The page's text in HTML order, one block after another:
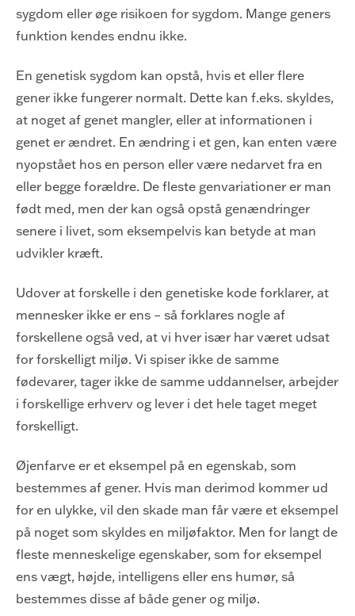
sygdom eller øge risikoen for sygdom. Mange geners
funktion kendes endnu ikke.
En genetisk sygdom kan opstå, hvis et eller flere
gener ikke fungerer normalt. Dette kan f.eks. skyldes,
at noget af genet mangler, eller at informationen i
genet er ændret. En ændring i et gen, kan enten være
nyopstået hos en person eller være nedarvet fra en
eller begge forældre. De fleste genvariationer er man
født med, men der kan også opstå genændringer
senere i livet, som eksempelvis kan betyde at man
udvikler kræft.
Udover at forskelle i den genetiske kode forklarer, at
mennesker ikke er ens – så forklares nogle af
forskellene også ved, at vi hver især har været udsat
for forskelligt miljø. Vi spiser ikke de samme
fødevarer, tager ikke de samme uddannelser, arbejder
i forskellige erhverv og lever i det hele taget meget
forskelligt.
Øjenfarve er et eksempel på en egenskab, som
bestemmes af gener. Hvis man derimod kommer ud
for en ulykke, vil den skade man får være et eksempel
på noget som skyldes en miljøfaktor. Men for langt de
fleste menneskelige egenskaber, som for eksempel
ens vægt, højde, intelligens eller ens humør, så
bestemmes disse af både gener og miljø.